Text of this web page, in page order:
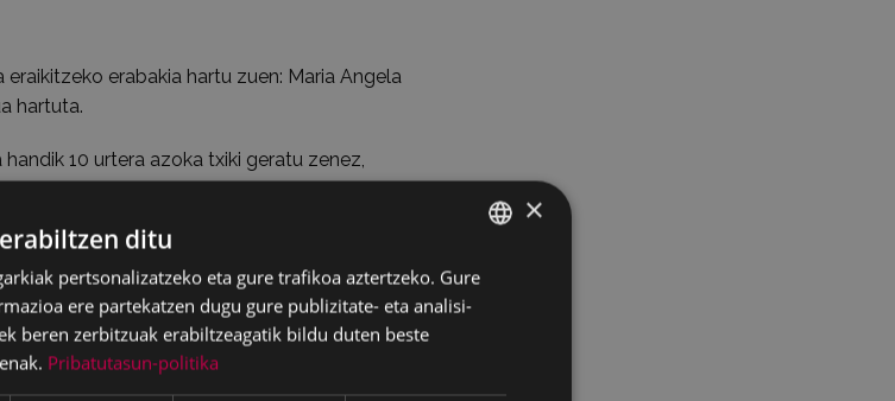
erabakia hartu zuen: Maria Angela
hartuta.
10 urtera azoka txiki geratu zenez,
botata zegoela San Esteban ermita, azoka
zen berria jasotzeko behar zen beste leku
maiatzaren 20ko bilkuran onartu zena.
osoa birreraikitzeko ardura zuen bere gain,
BASQUE
SPANISH
×
ditu
pertsonalizatzeko eta gure trafikoa aztertzeko. Gure
ere partekatzen dugu gure publizitate- eta analisi-
beren zerbitzuak erabiltzeagatik bildu duten beste
Pribatutasun-politika